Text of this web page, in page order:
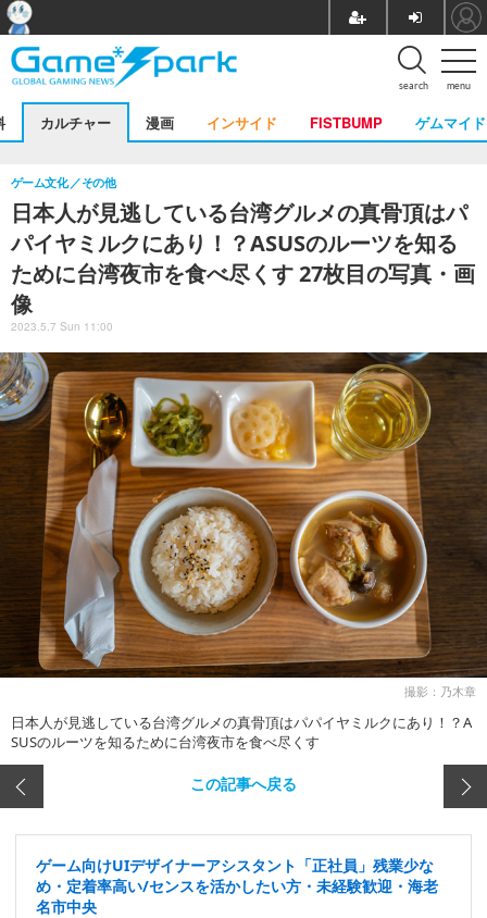
menu
search
カルチャー 漫画 インサイド FISTBUMP ゲムマイド
日本人が見逃している台湾グルメの真骨頂はパ
パイヤミルクにあり！？ASUSのルーツを知る
ために台湾夜市を食べ尽くす 27枚目の写真・画
像
ゲーム文化 その他
2023.5.7 Sun 11:00
撮影：乃木章
日本人が見逃している台湾グルメの真骨頂はパパイヤミルクにあり！？A
SUSのルーツを知るために台湾夜市を食べ尽くす
この記事へ戻る
ゲーム向けUIデザイナーアシスタント「正社員」残業少な
め・定着率高い/センスを活かしたい方・未経験歓迎・海老
名市中央